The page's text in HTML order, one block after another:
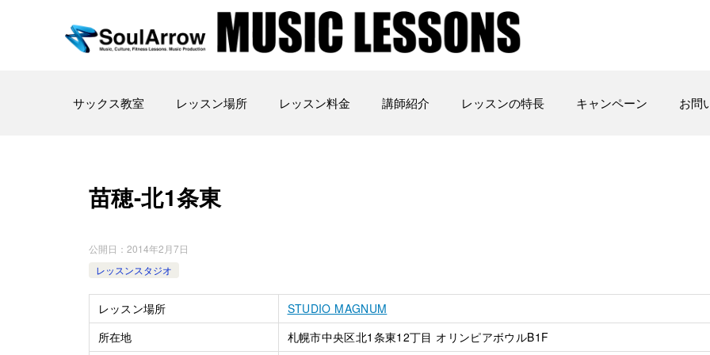
サックス教室 レッスン場所 レッスン料金 講師紹介 レッスンの特長 キャンペーン お問
苗穂-北1条東
公開日： 2014年2月7日
レッスンスタジオ
レッスン場所
STUDIO MAGNUM
所在地
札幌市中央区北1条東12丁目 オリンピアボウルB1F